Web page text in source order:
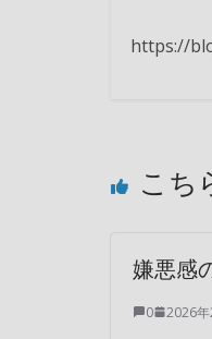
https://
こち
嫌悪感
0 2026